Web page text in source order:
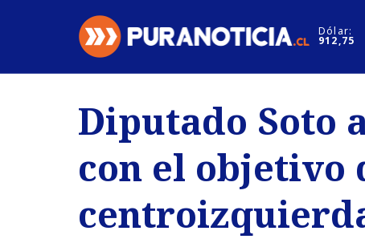
Dólar:
912,75
Regiones
Deportes Motores
Diputado Soto
con el